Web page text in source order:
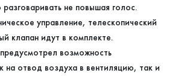
не повышая голос.
управление, телескопический
клапан идут в комплекте.
возможность
на отвод воздуха в вентиляцию, так и